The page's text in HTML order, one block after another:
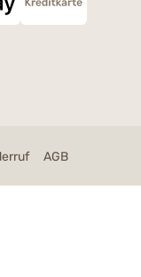
AGB